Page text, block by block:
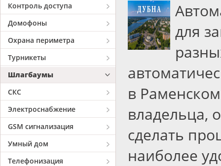
Контроль доступа
Домофоны
Охрана периметра
Турникеты
Шлагбаумы
СКС
Электроснабжение
GSM сигнализация
Умный дом
Телефонизация
для
в
владельца,
сделать
наиболее